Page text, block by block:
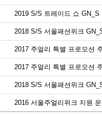
2019 S/S 트레이드 쇼
2018 S/S 서울패션위크
2017 주얼리 특별 프로모션
2017 주얼리 특별 프로모션
2018 S/S 서울패션위크
2016 서울주얼리위크 지원